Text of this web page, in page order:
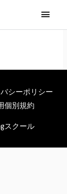
メ
イ
メ
ニ
シーポリシー
個別規約
スクール